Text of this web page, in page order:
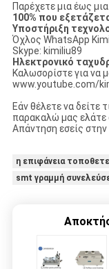
Παρέχετε μια έως
100% που
Υποστήριξη
Όχλος WhatsApp
Skype: kimiliu89
Ηλεκτρονικό
Καλωσορίστε για να
www.youtube.com/
Εάν θέλετε να δείτε
παρακαλώ μας ελάτε
Απάντηση εσείς
η επιφάνεια
smt γραμμή